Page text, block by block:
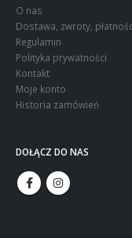
O nas
Dostawa, zwroty,
Regulamin
Polityka prywatności
Kontakt
Moje konto
Historia zamówień
DOŁĄCZ DO NAS